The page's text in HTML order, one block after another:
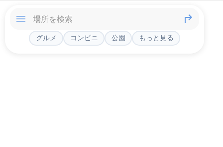
グルメ コンビニ 公園 もっと見る